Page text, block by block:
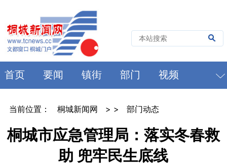
首页 要闻 镇街 部门 视频
当前位置： 桐城新闻网 > > 部门动态
桐城市应急管理局：落实冬春救
助 兜牢民生底线